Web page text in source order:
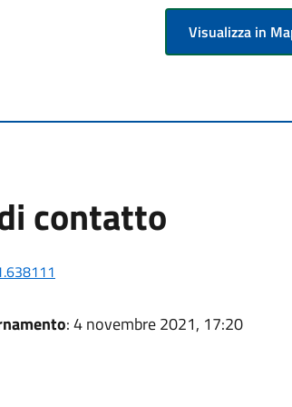
Visualizza in
contatto
: 4 novembre 2021, 17:20